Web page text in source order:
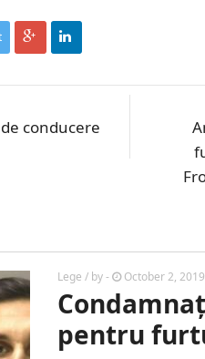
conducere
Lege / by- October 2,
pentru